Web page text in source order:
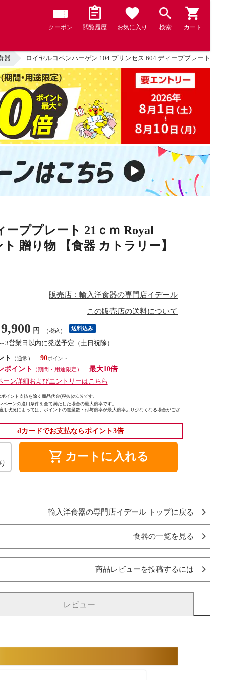
クーポン 閲覧履歴 お気に入り 検索 カート
器 ロイヤルコペンハーゲン 104 プリンセス 604 ディーププレート 21
ププレート 21ｃｍ Royal
贈り物 【食器 カトラリー】
販売店：輸入洋食器の専門店イデール
この販売店の送料について
9,900 円 （税込） 送料込み
3営業日以内に発送予定（土日祝除）
ト
（通常）
90
ポイント
（期間・用途限定）
最大10倍
ーン詳細およびエントリーはこちら
イント支払を除く商品代金(税抜)の1％です。
ペーンの適用条件を全て満たした場合の最大倍率です。
用状況によっては、ポイントの進呈数・付与倍率が最大倍率より少なくなる場合がござ
dカードでお支払ならポイント3倍
shopping_cart カートに入れる
輸入洋食器の専門店イデール トップに戻る
食器の一覧を見る
商品レビューを投稿するには
レビュー